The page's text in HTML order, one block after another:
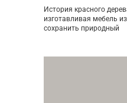
История красного
изготавливая мебель
сохранить природный